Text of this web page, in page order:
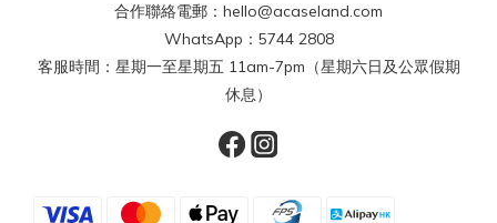
合作聯絡電郵：hello@acaseland.com
WhatsApp：5744 2808
客服時間：星期一至星期五 11am-7pm（星期六日及公眾假期
休息）